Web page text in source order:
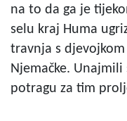
na to da ga je
selu kraj Huma
travnja s
Njemačke.
potragu za tim